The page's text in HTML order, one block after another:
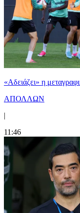
«Αδειάζει» η
ΑΠΟΛΛΩΝ
|
11:46